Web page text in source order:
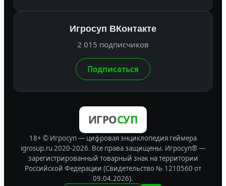
Игросуп ВКонтакте
2 015 подписчиков
Подписаться
ИГРОСУП
18+ © Игросуп — цифровая энциклопедия геймера
igrosup.ru 2020-2026. Все права защищены. Игросуп® —
зарегистрированный товарный знак на территории
Российской Федерации (Свидетельство № 1210560 от
09.04.2026).